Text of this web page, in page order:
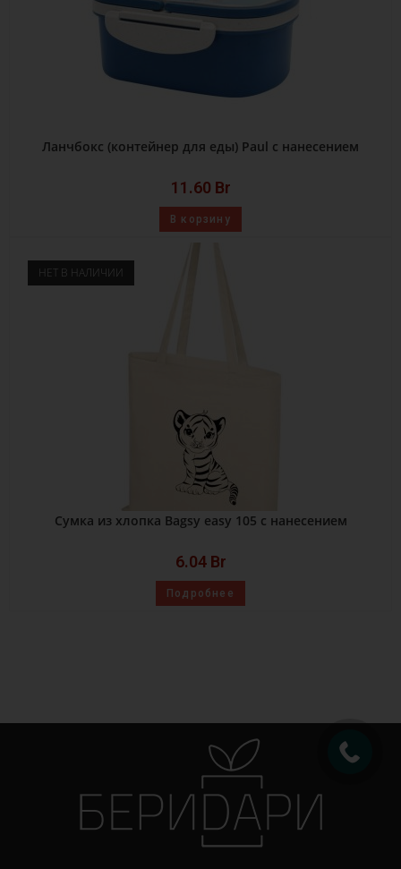
Ланчбокс (контейнер для еды) Paul с нанесением
11.60 Br
В корзину
НЕТ В НАЛИЧИИ
Сумка из хлопка Bagsy easy 105 с нанесением
6.04 Br
Подробнее